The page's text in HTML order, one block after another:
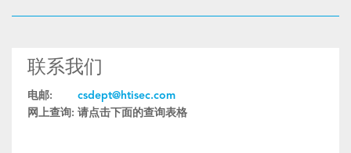
联系我们
电邮:
csdept@htisec.com
网上查询: 请点击下面的查询表格